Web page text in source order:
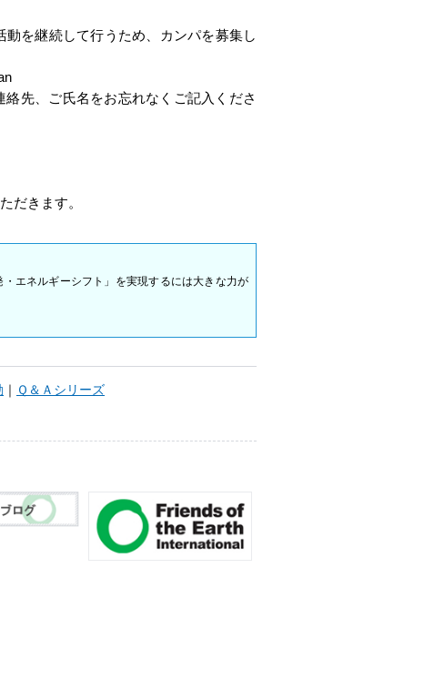
を継続して行うため、カンパを募集し
先、ご氏名をお忘れなくご記入くださ
だきます。
エネルギーシフト」を実現するには大きな力が
Ｑ＆Ａシリーズ